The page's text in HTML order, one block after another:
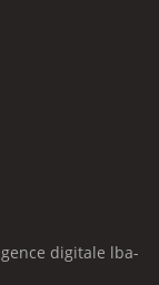
digitale lba-